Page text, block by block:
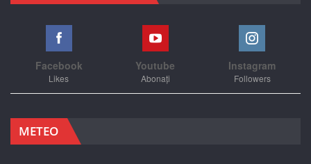
Facebook
Likes
Youtube
Abonați
Instagram
Followers
METEO